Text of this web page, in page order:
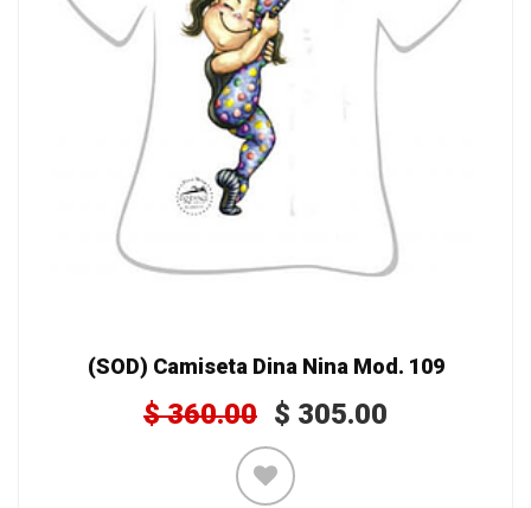
(SOD) Camiseta Dina Nina Mod. 109
$360.00 $ 305.00